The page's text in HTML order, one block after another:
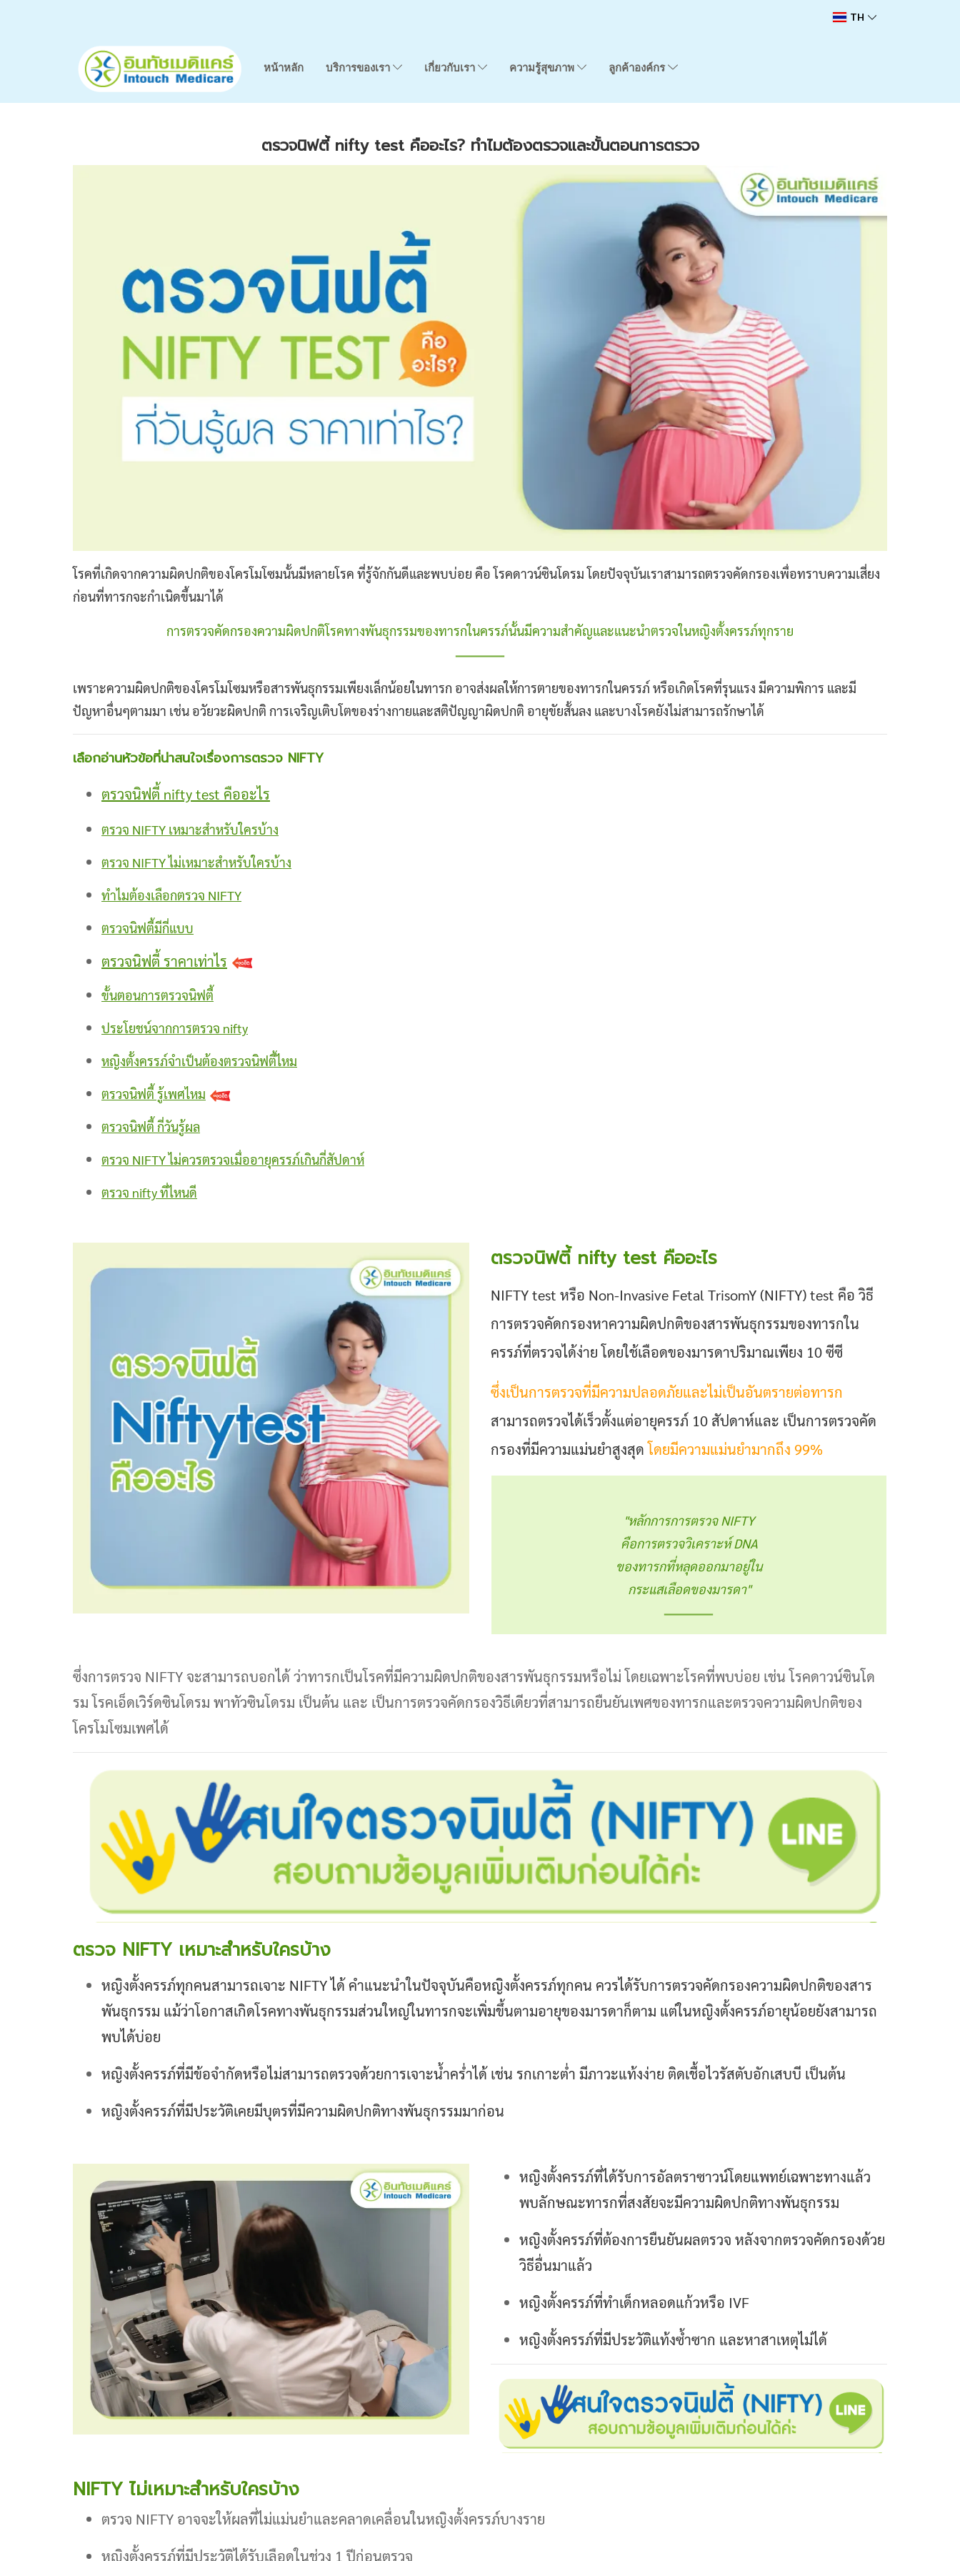
TH
หน้าหลัก บริการของเรา เกี่ยวกับเรา ความรู้สุขภาพ ลูกค้าองค์กร
ตรวจนิฟตี้ nifty test คืออะไร? ทำไมต้องตรวจและขั้นตอนการตรวจ
โรคที่เกิดจากความผิดปกติของโครโมโซมนั้นมีหลายโรค ที่รู้จักกันดีและพบบ่อย คือ โรคดาวน์ซินโดรม โดยปัจจุบันเราสามารถตรวจคัดกรองเพื่อทราบความเสี่ยง
ก่อนที่ทารกจะกำเนิดขึ้นมาได้
การตรวจคัดกรองความผิดปกติโรคทางพันธุกรรมของทารกในครรภ์นั้นมีความสำคัญและแนะนำตรวจในหญิงตั้งครรภ์ทุกราย
เพราะความผิดปกติของโครโมโซมหรือสารพันธุกรรมเพียงเล็กน้อยในทารก อาจส่งผลให้การตายของทารกในครรภ์ หรือเกิดโรคที่รุนแรง มีความพิการ และมี
ปัญหาอื่นๆตามมา เช่น อวัยวะผิดปกติ การเจริญเติบโตของร่างกายและสติปัญญาผิดปกติ อายุขัยสั้นลง และบางโรคยังไม่สามารถรักษาได้
เลือกอ่านหัวข้อที่น่าสนใจเรื่องการตรวจ NIFTY
ตรวจนิฟตี้ nifty test คืออะไร
ตรวจ NIFTY เหมาะสำหรับใครบ้าง
ตรวจ NIFTY ไม่เหมาะสำหรับใครบ้าง
ทำไมต้องเลือกตรวจ NIFTY
ตรวจนิฟตี้มีกี่แบบ
ตรวจนิฟตี้ ราคาเท่าไร
ขั้นตอนการตรวจนิฟตี้
ประโยชน์จากการตรวจ nifty
หญิงตั้งครรภ์จำเป็นต้องตรวจนิฟตี้ไหม
ตรวจนิฟตี้ รู้เพศไหม
ตรวจนิฟตี้ กี่วันรู้ผล
ตรวจ NIFTY ไม่ควรตรวจเมื่ออายุครรภ์เกินกี่สัปดาห์
ตรวจ nifty ที่ไหนดี
ตรวจนิฟตี้ nifty test คืออะไร
NIFTY test หรือ Non-Invasive Fetal TrisomY (NIFTY) test คือ วิธี
การตรวจคัดกรองหาความผิดปกติของสารพันธุกรรมของทารกใน
ครรภ์ที่ตรวจได้ง่าย โดยใช้เลือดของมารดาปริมาณเพียง 10 ซีซี
ซึ่งเป็นการตรวจที่มีความปลอดภัยและไม่เป็นอันตรายต่อทารก
สามารถตรวจได้เร็วตั้งแต่อายุครรภ์ 10 สัปดาห์และ เป็นการตรวจคัด
กรองที่มีความแม่นยำสูงสุดโดยมีความแม่นยำมากถึง 99%
"หลักการการตรวจ NIFTY
คือการตรวจวิเคราะห์ DNA
ของทารกที่หลุดออกมาอยู่ใน
กระแสเลือดของมารดา"
ซึ่งการตรวจ NIFTY จะสามารถบอกได้ ว่าทารกเป็นโรคที่มีความผิดปกติของสารพันธุกรรมหรือไม่ โดยเฉพาะโรคที่พบบ่อย เช่น โรคดาวน์ซินโด
รม โรคเอ็ดเวิร์ดซินโดรม พาทัวซินโดรม เป็นต้น และ เป็นการตรวจคัดกรองวิธีเดียวที่สามารถยืนยันเพศของทารกและตรวจความผิดปกติของ
โครโมโซมเพศได้
ตรวจ NIFTY เหมาะสำหรับใครบ้าง
หญิงตั้งครรภ์ทุกคนสามารถเจาะ NIFTY ได้คำแนะนำในปัจจุบันคือหญิงตั้งครรภ์ทุกคน ควรได้รับการตรวจคัดกรองความผิดปกติของสาร
พันธุกรรม แม้ว่าโอกาสเกิดโรคทางพันธุกรรมส่วนใหญ่ในทารกจะเพิ่มขึ้นตามอายุของมารดาก็ตาม แต่ในหญิงตั้งครรภ์อายุน้อยยังสามารถ
พบได้บ่อย
หญิงตั้งครรภ์ที่มีข้อจำกัดหรือไม่สามารถตรวจด้วยการเจาะน้ำคร่ำได้ เช่น รกเกาะต่ำ มีภาวะแท้งง่าย ติดเชื้อไวรัสตับอักเสบบี เป็นต้น
หญิงตั้งครรภ์ที่มีประวัติเคยมีบุตรที่มีความผิดปกติทางพันธุกรรมมาก่อน
หญิงตั้งครรภ์ที่ได้รับการอัลตราซาวน์โดยแพทย์เฉพาะทางแล้ว
พบลักษณะทารกที่สงสัยจะมีความผิดปกติทางพันธุกรรม
หญิงตั้งครรภ์ที่ต้องการยืนยันผลตรวจ หลังจากตรวจคัดกรองด้วย
วิธีอื่นมาแล้ว
หญิงตั้งครรภ์ที่ทำเด็กหลอดแก้วหรือ IVF
หญิงตั้งครรภ์ที่มีประวัติแท้งซ้ำซาก และหาสาเหตุไม่ได้
NIFTY ไม่เหมาะสำหรับใครบ้าง
ตรวจ NIFTY อาจจะให้ผลที่ไม่แม่นยำและคลาดเคลื่อนในหญิงตั้งครรภ์บางราย
หญิงตั้งครรภ์ที่มีประวัติได้รับเลือดในช่วง 1 ปีก่อนตรวจ